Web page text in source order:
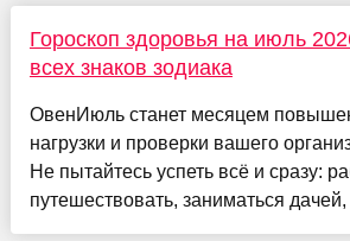
Гороскоп здоровья на июль
всех знаков зодиака
ОвенИюль станет месяцем
нагрузки и проверки вашего
Не пытайтесь успеть всё и сразу:
путешествовать, заниматься